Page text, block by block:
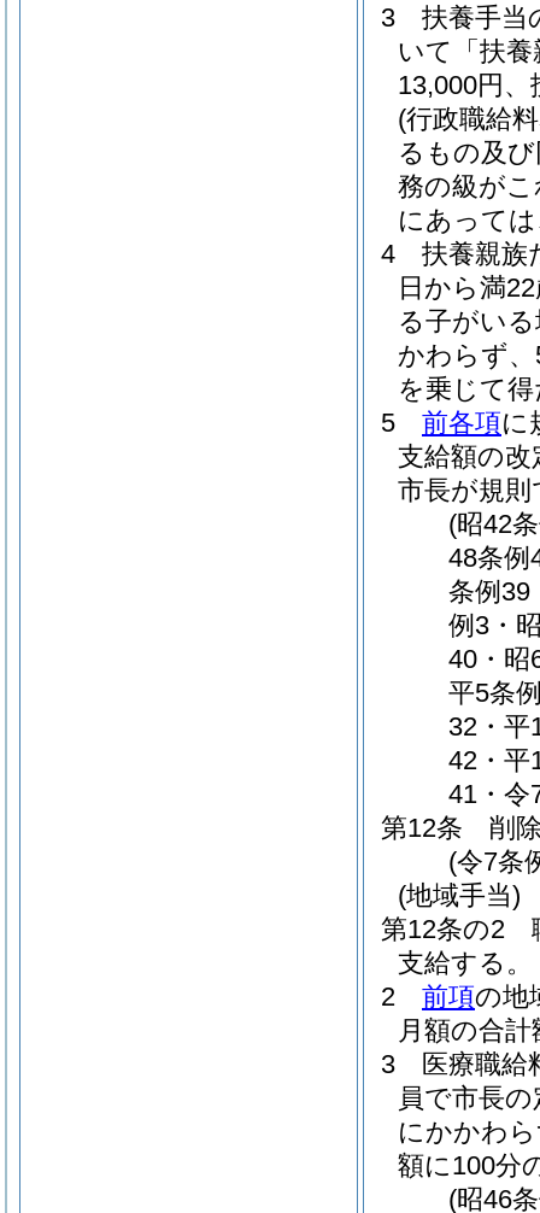
3
扶養手当
いて「扶
13,000円
(行政職給
るもの及
務の級が
にあって
4
扶養親族
日から満
る子がい
かわらず
を乗じて
5
前各項に
支給額の
市長が規
(昭42
48条例
条例39
例3・
40・昭
平5条
32・平
42・平
41・令
第12条
削
(令7条
(地域手当)
第12条の2
支給する。
2
前項の地
月額の合
3
医療職給
員で市長
にかかわ
額に100分
(昭46